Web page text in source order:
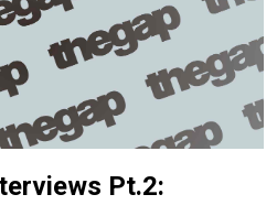
Pt.2: